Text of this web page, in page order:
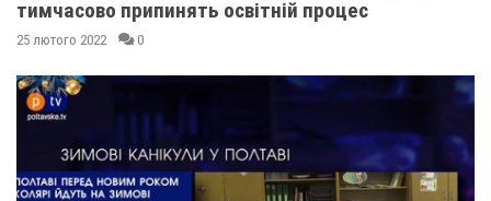
тимчасово припинять освітній процес
25 лютого 2022 0